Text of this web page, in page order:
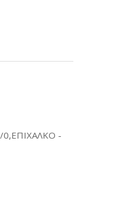
0,ΕΠΙΧΑΛΚΟ -